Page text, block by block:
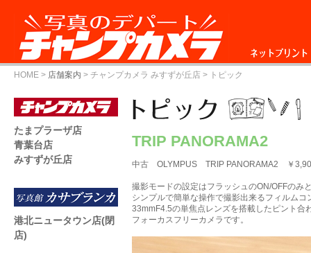
ネットプリント
HOME > 店舗案内 > チャンプカメラ みすずが丘店 > トピック
TRIP PANORAMA2
中古 OLYMPUS TRIP PANORAMA2 ￥
撮影モードの設定はフラッシュのON/OFFのみ
シンプルで簡単な操作で撮影出来るフィルムコ
33mmF4.5の単焦点レンズを搭載したピント合
フォーカスフリーカメラです。
たまプラーザ店
青葉台店
みすずが丘店
港北ニュータウン店(閉
店)